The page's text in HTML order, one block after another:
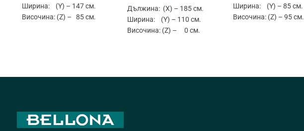
Ширина: (Y) – 147 см.
Височина: (Z) – 85 см.
Дължина: (X) – 185 см.
Ширина: (Y) – 110 см.
Височина: (Z) – 0 см.
Ширина: (Y) – 85 см.
Височина: (Z) – 95 см.